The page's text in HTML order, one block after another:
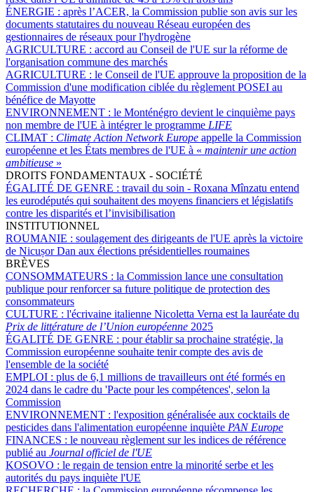
ÉNERGIE : après l’ACER, la Commission publie son avis sur les
documents statutaires du nouveau Réseau européen des
gestionnaires de réseaux pour l'hydrogène
AGRICULTURE : accord au Conseil de l'UE sur la réforme de
l'organisation commune des marchés
AGRICULTURE : le Conseil de l'UE approuve la proposition de la
Commission d'une modification ciblée du règlement POSEI au
bénéfice de Mayotte
ENVIRONNEMENT : le Monténégro devient le cinquième pays
non membre de l'UE à intégrer le programme LIFE
CLIMAT : Climate Action Network Europe appelle la Commission
européenne et les États membres de l'UE à « maintenir une action
ambitieuse »
DROITS FONDAMENTAUX - SOCIÉTÉ
ÉGALITÉ DE GENRE : travail du soin - Roxana Mînzatu entend
les eurodéputés qui souhaitent des moyens financiers et législatifs
contre les disparités et l’invisibilisation
INSTITUTIONNEL
ROUMANIE : soulagement des dirigeants de l'UE après la victoire
de Nicușor Dan aux élections présidentielles roumaines
BRÈVES
CONSOMMATEURS : la Commission lance une consultation
publique pour renforcer sa future politique de protection des
consommateurs
CULTURE : l'écrivaine italienne Nicoletta Verna est la lauréate du
Prix de littérature de l’Union européenne 2025
ÉGALITÉ DE GENRE : pour établir sa prochaine stratégie, la
Commission européenne souhaite tenir compte des avis de
l'ensemble de la société
EMPLOI : plus de 6,1 millions de travailleurs ont été formés en
2024 dans le cadre du 'Pacte pour les compétences', selon la
Commission
ENVIRONNEMENT : l'exposition généralisée aux cocktails de
pesticides dans l'alimentation européenne inquiète PAN Europe
FINANCES : le nouveau règlement sur les indices de référence
publié au Journal officiel de l'UE
KOSOVO : le regain de tension entre la minorité serbe et les
autorités du pays inquiète l'UE